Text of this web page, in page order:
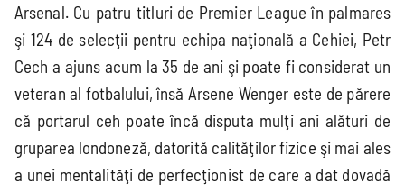
Ligue 1 Eredivisie Liga Portugal
Jupiler Pro
League
Süper Lig MLS Championship
Saudi Pro
League
Arsenal. Cu patru titluri de Premier League în palmares
şi 124 de selecţii pentru echipa naţională a Cehiei, Petr
Cech a ajuns acum la 35 de ani şi poate fi considerat un
veteran al fotbalului, însă Arsene Wenger este de părere
că portarul ceh poate încă disputa mulţi ani alături de
gruparea londoneză, datorită calităţilor fizice şi mai ales
a unei mentalităţi de perfecţionist de care a dat dovadă